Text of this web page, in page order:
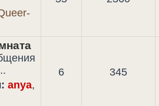
anya,
6 345